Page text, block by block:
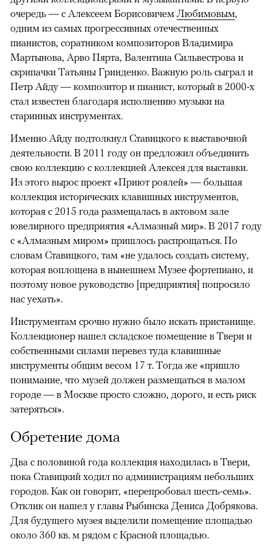
очередь — с Алексеем Борисовичем Любимовым,
одним из самых прогрессивных отечественных
пианистов, соратником композиторов Владимира
Мартынова, Арво Пярта, Валентина Сильвестрова и
скрипачки Татьяны Гринденко. Важную роль сыграл и
Петр Айду — композитор и пианист, который в 2000-х
стал известен благодаря исполнению музыки на
старинных инструментах.
Именно Айду подтолкнул Ставицкого к выставочной
деятельности. В 2011 году он предложил объединить
свою коллекцию с коллекцией Алексея для выставки.
Из этого вырос проект «Приют роялей» — большая
коллекция исторических клавишных инструментов,
которая с 2015 года размещалась в актовом зале
ювелирного предприятия «Алмазный мир». В 2017 году
с «Алмазным миром» пришлось распрощаться. По
словам Ставицкого, там «не удалось создать систему,
которая воплощена в нынешнем Музее фортепиано, и
поэтому новое руководство [предприятия] попросило
нас уехать».
Инструментам срочно нужно было искать пристанище.
Коллекционер нашел складское помещение в Твери и
собственными силами перевез туда клавишные
инструменты общим весом 17 т. Тогда же «пришло
понимание, что музей должен размещаться в малом
городе — в Москве просто сложно, дорого, и есть риск
затеряться».
Обретение дома
Два с половиной года коллекция находилась в Твери,
пока Ставицкий ходил по администрациям небольших
городов. Как он говорит, «перепробовал шесть-семь».
Отклик он нашел у главы Рыбинска Дениса Добрякова.
Для будущего музея выделили помещение площадью
около 360 кв. м рядом с Красной площадью.